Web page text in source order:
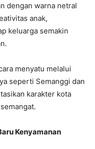
dengan warna netral
anak,
keluarga semakin
menyatu melalui
seperti Semanggi dan
karakter kota
Kenyamanan